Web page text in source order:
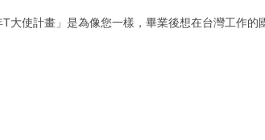
使計畫」是為像您一樣，畢業後想在台灣工作的